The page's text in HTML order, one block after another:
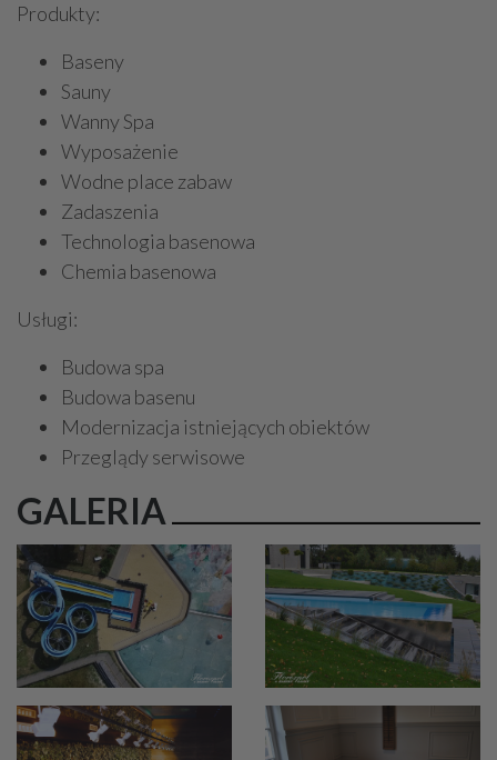
Produkty:
Baseny
Sauny
Wanny Spa
Wyposażenie
Wodne place zabaw
Zadaszenia
Technologia basenowa
Chemia basenowa
Usługi:
Budowa spa
Budowa basenu
Modernizacja istniejących obiektów
Przeglądy serwisowe
GALERIA